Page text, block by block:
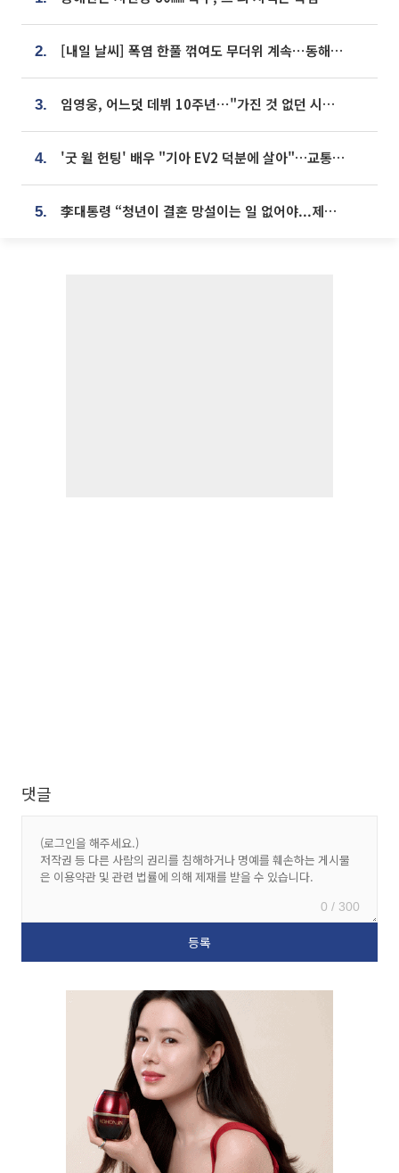
2. [내일 날씨] 폭염 한풀 꺾여도 무더위 계속⋯동해안 이틀 연속 비
3. 임영웅, 어느덧 데뷔 10주년⋯"가진 것 없던 시절, 내 앞엔 20명의 팬뿐"
4. '굿 윌 헌팅' 배우 "기아 EV2 덕분에 살아"…교통사고 후 안전성 극찬
5. 李대통령 “청년이 결혼 망설이는 일 없어야...제도상 불이익 조사”
댓글
0 / 300